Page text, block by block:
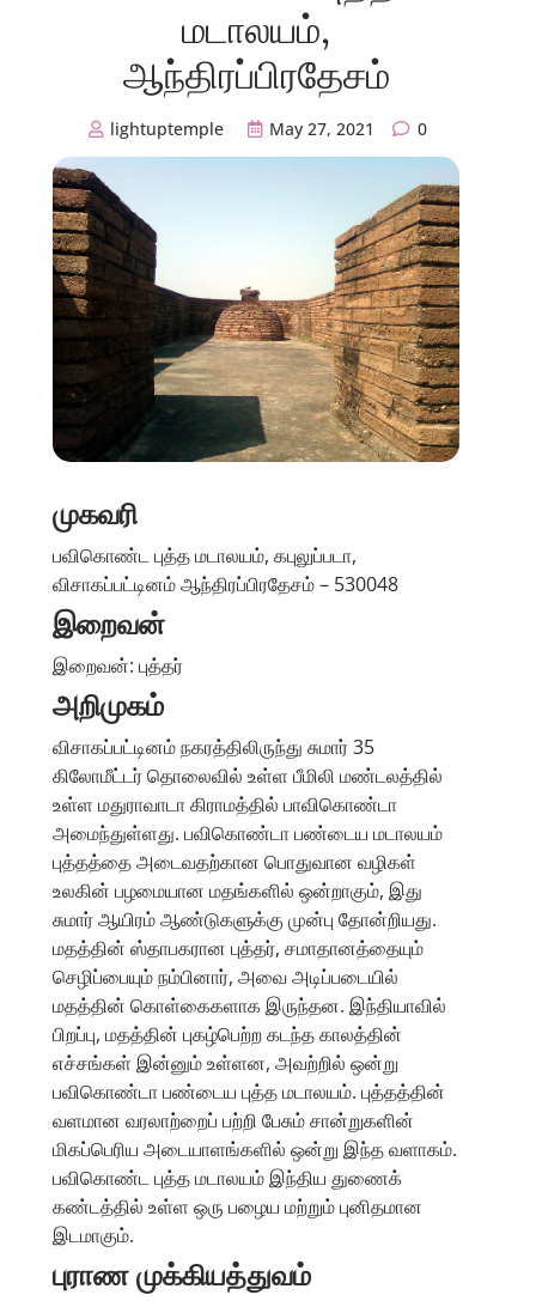
மடாலயம்,
ஆந்திரப்பிரதேசம்
lightuptemple May 27, 2021 0
முகவரி
பவிகொண்ட புத்த மடாலயம், கபுலுப்படா,
விசாகப்பட்டினம் ஆந்திரப்பிரதேசம் – 530048
இறைவன்
இறைவன்: புத்தர்
அறிமுகம்
விசாகப்பட்டினம் நகரத்திலிருந்து சுமார் 35
கிலோமீட்டர் தொலைவில் உள்ள பீமிலி மண்டலத்தில்
உள்ள மதுராவாடா கிராமத்தில் பாவிகொண்டா
அமைந்துள்ளது. பவிகொண்டா பண்டைய மடாலயம்
புத்தத்தை அடைவதற்கான பொதுவான வழிகள்
உலகின் பழமையான மதங்களில் ஒன்றாகும், இது
சுமார் ஆயிரம் ஆண்டுகளுக்கு முன்பு தோன்றியது.
மதத்தின் ஸ்தாபகரான புத்தர், சமாதானத்தையும்
செழிப்பையும் நம்பினார், அவை அடிப்படையில்
மதத்தின் கொள்கைகளாக இருந்தன. இந்தியாவில்
பிறப்பு, மதத்தின் புகழ்பெற்ற கடந்த காலத்தின்
எச்சங்கள் இன்னும் உள்ளன, அவற்றில் ஒன்று
பவிகொண்டா பண்டைய புத்த மடாலயம். புத்தத்தின்
வளமான வரலாற்றைப் பற்றி பேசும் சான்றுகளின்
மிகப்பெரிய அடையாளங்களில் ஒன்று இந்த வளாகம்.
பவிகொண்ட புத்த மடாலயம் இந்திய துணைக்
கண்டத்தில் உள்ள ஒரு பழைய மற்றும் புனிதமான
இடமாகும்.
புராண முக்கியத்துவம்